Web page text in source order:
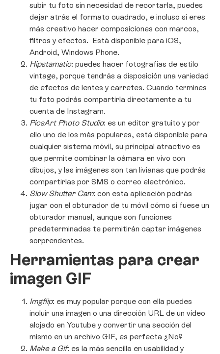
subir tu foto sin necesidad de recortarla, puedes
dejar atrás el formato cuadrado, e incluso si eres
más creativo hacer composiciones con marcos,
filtros y efectos. Está disponible para iOS,
Android, Windows Phone.
Hipstamatic: puedes hacer fotografías de estilo
vintage, porque tendrás a disposición una variedad
de efectos de lentes y carretes. Cuando termines
tu foto podrás compartirla directamente a tu
cuenta de Instagram.
PicsArt Photo Studio: es un editor gratuito y por
ello uno de los más populares, está disponible para
cualquier sistema móvil, su principal atractivo es
que permite combinar la cámara en vivo con
dibujos, y las imágenes son tan livianas que podrás
compartirlas por SMS o correo electrónico.
Slow Shutter Cam: con esta aplicación podrás
jugar con el obturador de tu móvil cómo si fuese un
obturador manual, aunque son funciones
predeterminadas te permitirán captar imágenes
sorprendentes.
Herramientas para crear
imagen GIF
Imgflip: es muy popular porque con ella puedes
incluir una imagen o una dirección URL de un vídeo
alojado en Youtube y convertir una sección del
mismo en un archivo GIF, es perfecta ¿No?
Make a Gif: es la más sencilla en usabilidad y